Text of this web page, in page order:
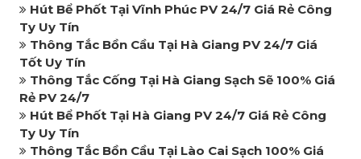
Hút Bể Phốt Tại Vĩnh Phúc PV 24/7 Giá Rẻ Công
Ty Uy Tín
Thông Tắc Bồn Cầu Tại Hà Giang PV 24/7 Giá
Tốt Uy Tín
Thông Tắc Cống Tại Hà Giang Sạch Sẽ 100% Giá
Rẻ PV 24/7
Hút Bể Phốt Tại Hà Giang PV 24/7 Giá Rẻ Công
Ty Uy Tín
Thông Tắc Bồn Cầu Tại Lào Cai Sạch 100% Giá